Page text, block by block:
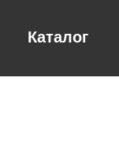
Каталог